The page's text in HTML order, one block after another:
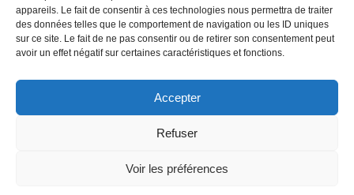
appareils. Le fait de consentir à ces technologies nous permettra de traiter
des données telles que le comportement de navigation ou les ID uniques
sur ce site. Le fait de ne pas consentir ou de retirer son consentement peut
avoir un effet négatif sur certaines caractéristiques et fonctions.
Accepter
Refuser
Voir les préférences
Cyril Jarnias dans la Presse
Contactez-moi
Immobilier international
Mentions légales -
Politique de confidentialité